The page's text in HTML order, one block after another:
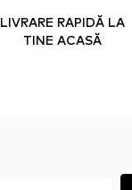
LIVRARE RAPIDĂ LA
TINE ACASĂ